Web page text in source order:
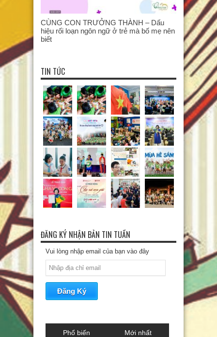
CÙNG CON TRƯỞNG THÀNH – Dấu
hiệu rối loạn ngôn ngữ ở trẻ mà bố mẹ nên
biết
TIN TỨC
ĐĂNG KÝ NHẬN BẢN TIN TUẦN
Vui lòng nhập email của bạn vào đây
Phổ biến Mới nhất